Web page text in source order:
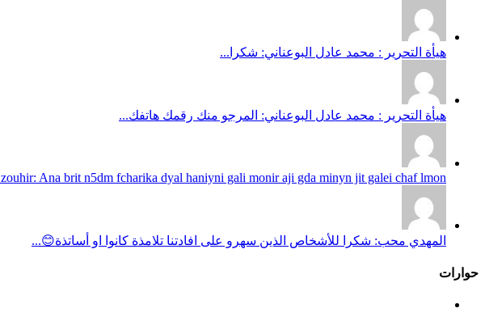
هيأة التحرير : محمد عادل البوعناني: شكرا...
هيأة التحرير : محمد عادل البوعناني: المرجو منك رقمك هاتفك...
zouhir: Ana brit n5dm fcharika dyal haniyni gali monir aji gda minyn jit galei chaf lmon...
المهدي محب: شكرا للأشخاص الذين سهرو على افادتنا تلامذة كانوا او أساتذة😊...
حوارات